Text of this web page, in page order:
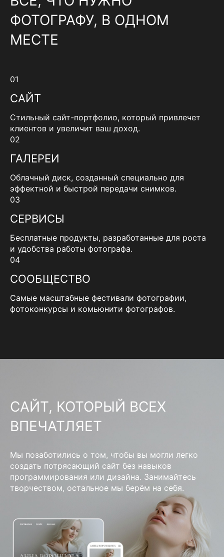
ФОТОГРАФУ, В ОДНОМ
МЕСТЕ
01
САЙТ
Стильный сайт-портфолио, который привлечет
клиентов и увеличит ваш доход.
02
ГАЛЕРЕИ
Облачный диск, созданный специально для
эффектной и быстрой передачи снимков.
03
СЕРВИСЫ
Бесплатные продукты, разработанные для роста
и удобства работы фотографа.
04
СООБЩЕСТВО
Самые масштабные фестивали фотографии,
фотоконкурсы и комьюнити фотографов.
САЙТ, КОТОРЫЙ ВСЕХ
ВПЕЧАТЛЯЕТ
Мы позаботились о том, чтобы вы могли легко
создать потрясающий сайт без навыков
программирования или дизайна. Занимайтесь
творчеством, остальное мы берём на себя.